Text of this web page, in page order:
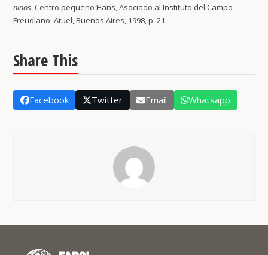
niños , Centro pequeño Hans, Asociado al Instituto del Campo
Freudiano, Atuel, Buenos Aires, 1998, p. 21.
Share This
Facebook Twitter Email Whatsapp